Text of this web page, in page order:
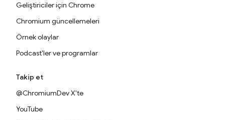
Geliştiriciler için Chrome
Chromium güncellemeleri
Örnek olaylar
Podcast'ler ve programlar
Takip et
@ChromiumDev X'te
YouTube